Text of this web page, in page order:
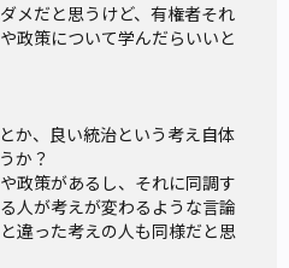
メだと思うけど、有権者それ
政策について学んだらいいと
か、良い統治という考え自体
か？
政策があるし、それに同調す
人が考えが変わるような言論
違った考えの人も同様だと思